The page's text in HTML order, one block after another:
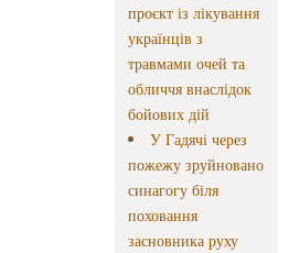
проєкт із лікування
українців з
травмами очей та
обличчя внаслідок
бойових дій
У Гадячі через
пожежу зруйновано
синагогу біля
поховання
засновника руху